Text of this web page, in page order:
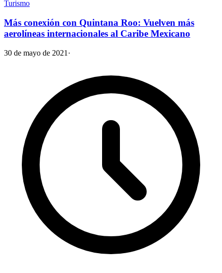
Turismo
Más conexión con Quintana Roo: Vuelven más
aerolíneas internacionales al Caribe Mexicano
30 de mayo de 2021 ·